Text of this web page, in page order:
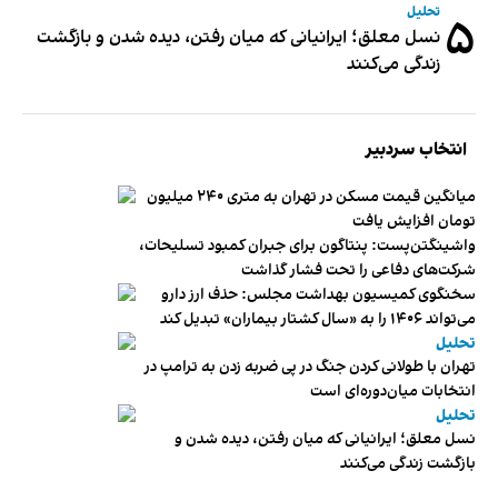
۵ تحلیل
نسل معلق؛ ایرانیانی که میان رفتن، دیده شدن و بازگشت
زندگی می‌کنند
انتخاب سردبیر
میانگین قیمت مسکن در تهران به متری ۲۴۰ میلیون
تومان افزایش یافت
واشینگتن‌پست: پنتاگون برای جبران کمبود تسلیحات،
شرکت‌های دفاعی را تحت فشار گذاشت
سخنگوی کمیسیون بهداشت مجلس: حذف ارز دارو
می‌تواند ۱۴۰۶ را به «سال کشتار بیماران» تبدیل کند
تحلیل
تهران با طولانی کردن جنگ در پی ضربه زدن به ترامپ در
انتخابات میان‌دوره‌ای است
تحلیل
نسل معلق؛ ایرانیانی که میان رفتن، دیده شدن و
بازگشت زندگی می‌کنند